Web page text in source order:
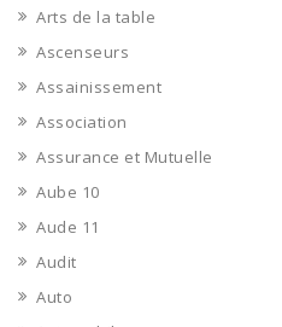
Arts de la table
Ascenseurs
Assainissement
Association
Assurance et Mutuelle
Aube 10
Aude 11
Audit
Auto